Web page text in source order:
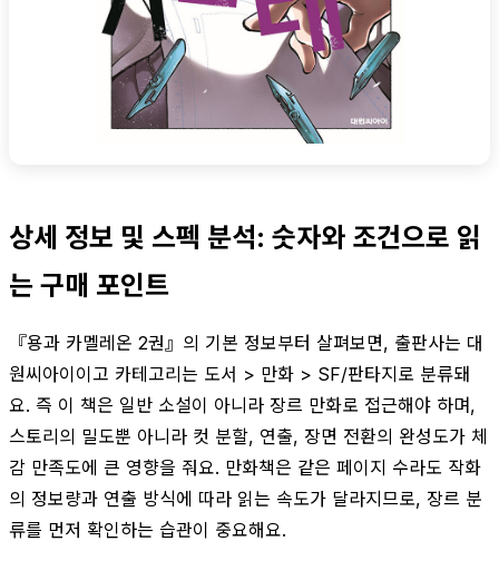
상세 정보 및 스펙 분석: 숫자와 조건으로 읽
는 구매 포인트
『용과 카멜레온 2권』의 기본 정보부터 살펴보면, 출판사는 대
원씨아이이고 카테고리는 도서 > 만화 > SF/판타지로 분류돼
요. 즉 이 책은 일반 소설이 아니라 장르 만화로 접근해야 하며,
스토리의 밀도뿐 아니라 컷 분할, 연출, 장면 전환의 완성도가 체
감 만족도에 큰 영향을 줘요. 만화책은 같은 페이지 수라도 작화
의 정보량과 연출 방식에 따라 읽는 속도가 달라지므로, 장르 분
류를 먼저 확인하는 습관이 중요해요.